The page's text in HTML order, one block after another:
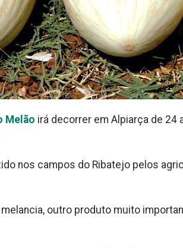
Melão irá decorrer em Alpiarça de 24
nos campos do Ribatejo pelos
outro produto muito